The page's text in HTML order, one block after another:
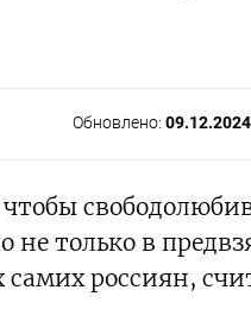
Обновлено:09.12.2024
не только в
самих россиян,